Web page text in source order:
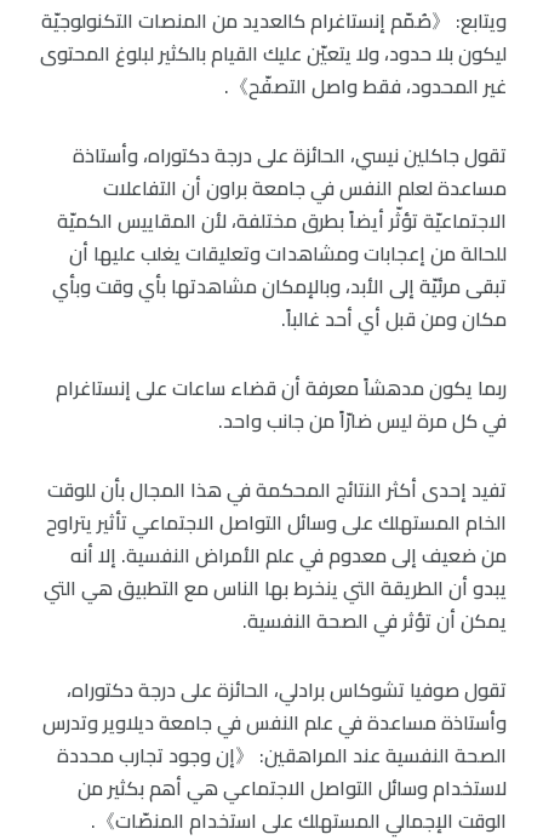
ويتابع: 《صُمّم إنستاغرام كالعديد من المنصات التكنولوجيّة
ليكون بلا حدود، ولا يتعيّن عليك القيام بالكثير لبلوغ المحتوى
غير المحدود، فقط واصل التصفّح》.
تقول جاكلين نيسي، الحائزة على درجة دكتوراه، وأستاذة
مساعدة لعلم النفس في جامعة براون أن التفاعلات
الاجتماعيّة تؤثّر أيضاً بطرق مختلفة، لأن المقاييس الكميّة
للحالة من إعجابات ومشاهدات وتعليقات يغلب عليها أن
تبقى مرئيّة إلى الأبد، وبالإمكان مشاهدتها بأي وقت وبأي
مكان ومن قبل أي أحد غالباً.
ربما يكون مدهشاً معرفة أن قضاء ساعات على إنستاغرام
في كل مرة ليس ضارّاً من جانب واحد.
تفيد إحدى أكثر النتائج المحكمة في هذا المجال بأن للوقت
الخام المستهلك على وسائل التواصل الاجتماعي تأثير يتراوح
من ضعيف إلى معدوم في علم الأمراض النفسية. إلا أنه
يبدو أن الطريقة التي ينخرط بها الناس مع التطبيق هي التي
يمكن أن تؤثر في الصحة النفسية.
تقول صوفيا تشوكاس برادلي، الحائزة على درجة دكتوراه،
وأستاذة مساعدة في علم النفس في جامعة ديلاوير وتدرس
الصحة النفسية عند المراهقين: 《إن وجود تجارب محددة
لاستخدام وسائل التواصل الاجتماعي هي أهم بكثير من
الوقت الإجمالي المستهلك على استخدام المنصّات》.